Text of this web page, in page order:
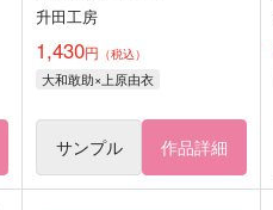
升田工房
1,430円 （税込）
大和敢助×上原由衣
サンプル 作品詳細